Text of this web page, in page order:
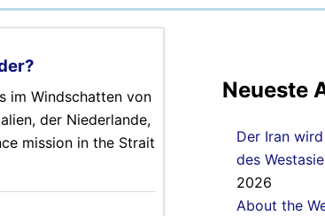
im Windschatten von
der Niederlande,
mission in the Strait
Neueste
Der Iran
des
2026
About the